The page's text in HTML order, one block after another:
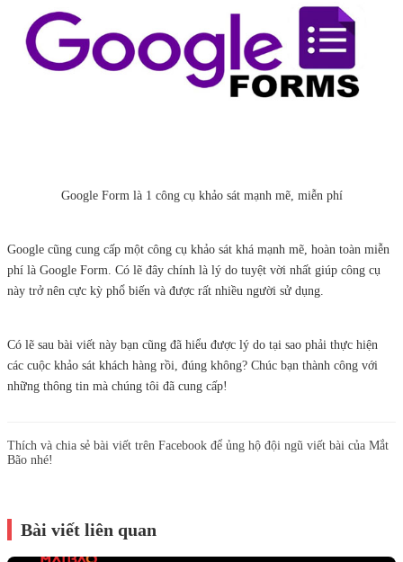
Google Form là 1 công cụ khảo sát mạnh mẽ, miễn phí
Google cũng cung cấp một công cụ khảo sát khá mạnh mẽ, hoàn toàn miễn
phí là Google Form. Có lẽ đây chính là lý do tuyệt vời nhất giúp công cụ
này trở nên cực kỳ phổ biến và được rất nhiều người sử dụng.
Có lẽ sau bài viết này bạn cũng đã hiểu được lý do tại sao phải thực hiện
các cuộc khảo sát khách hàng rồi, đúng không? Chúc bạn thành công với
những thông tin mà chúng tôi đã cung cấp!
Thích và chia sẻ bài viết trên Facebook để ủng hộ đội ngũ viết bài của Mắt
Bão nhé!
Bài viết liên quan